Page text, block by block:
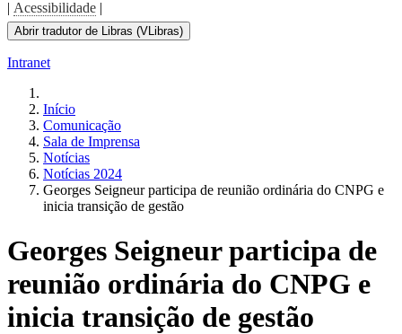
| Acessibilidade |
Abrir tradutor de Libras (VLibras)
Intranet
Início
Comunicação
Sala de Imprensa
Notícias
Notícias 2024
Georges Seigneur participa de reunião ordinária do CNPG e
inicia transição de gestão
Georges Seigneur participa de
reunião ordinária do CNPG e
inicia transição de gestão